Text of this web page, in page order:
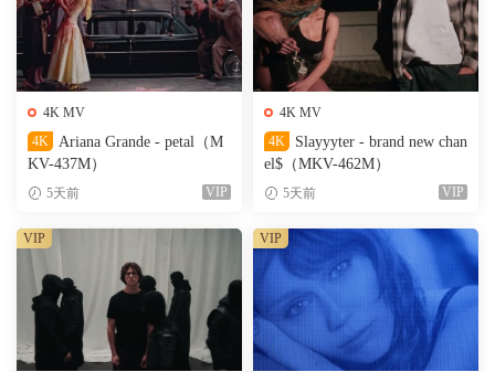
4K MV
4K
Ariana Grande - petal（M
KV-437M）
5天前 VIP
4K MV
4K
Slayyyter - brand new chan
el$（MKV-462M）
5天前 VIP
VIP VIP